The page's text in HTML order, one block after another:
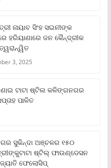
ନାୟାବ ସିଂହ ସଇନୀଙ୍କ
ହରିୟାଣାରେ ଜନ କୈନ୍ଦ୍ରୀକ
3, 2025
ଟାଟା ଷ୍ଟିଲ କଳିଙ୍ଗନଗର
ପାଳିତ
ସୁକିନ୍ଦା ଅଞ୍ଚଳର ୧୫୦
ଷ୍ଟିଲ୍ ଫାଉଣ୍ଡେସନ
ଫେଲୋସିପ୍‌